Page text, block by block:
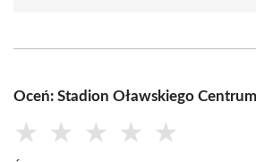
Oceń: Stadion Oławskiego
★ ★ ★ ★ ★